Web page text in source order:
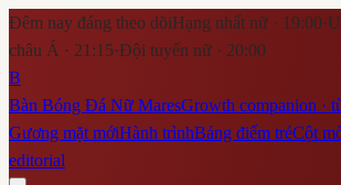
Đêm nay đáng theo dõiHạng nhất nữ · 19:00·
châu Á · 21:15·Đội tuyển nữ · 20:00
B
Bàn Bóng Đá Nữ MaresGrowth companion ·
Gương mặt mớiHành trìnhBảng điểm trẻCột
editorial